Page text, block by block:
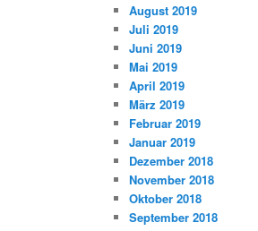
August 2019
Juli 2019
Juni 2019
Mai 2019
April 2019
März 2019
Februar 2019
Januar 2019
Dezember 2018
November 2018
Oktober 2018
September 2018